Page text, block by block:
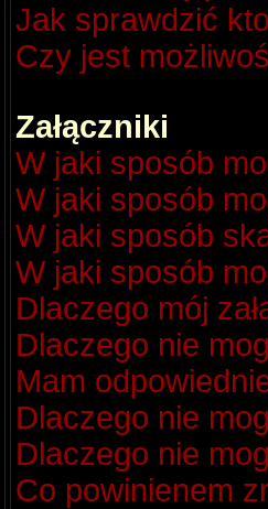
Jak sprawdzić
Czy jest
Załączniki
W jaki sposób
W jaki sposób
W jaki sposób
W jaki sposób
Dlaczego mój
Dlaczego nie
Mam
Dlaczego nie
Dlaczego nie
Co powinienem